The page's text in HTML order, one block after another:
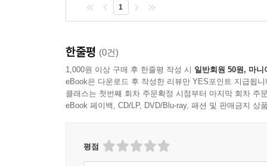
1
한줄평 (0건)
1,000원 이상 구매 후 한줄평 작성 시 일반회원 50원, 마니
eBook은 다운로드 후 작성한 리뷰만 YES포인트 지급됩니
클래스는 첫번째 회차 주문확정 시점부터 마지막 회차 주
eBook 페이백, CD/LP, DVD/Blu-ray, 패션 및 판매금지 상
평점